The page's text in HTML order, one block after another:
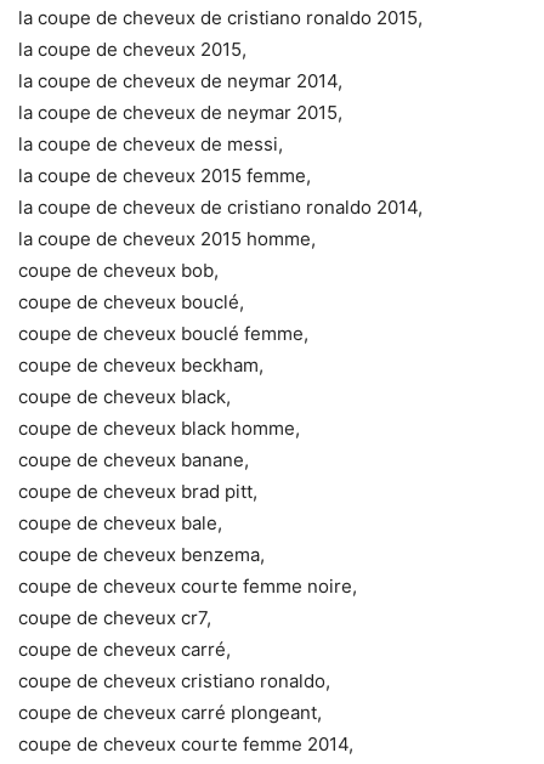
la coupe de cheveux de cristiano ronaldo 2015,
la coupe de cheveux 2015,
la coupe de cheveux de neymar 2014,
la coupe de cheveux de neymar 2015,
la coupe de cheveux de messi,
la coupe de cheveux 2015 femme,
la coupe de cheveux de cristiano ronaldo 2014,
la coupe de cheveux 2015 homme,
coupe de cheveux bob,
coupe de cheveux bouclé,
coupe de cheveux bouclé femme,
coupe de cheveux beckham,
coupe de cheveux black,
coupe de cheveux black homme,
coupe de cheveux banane,
coupe de cheveux brad pitt,
coupe de cheveux bale,
coupe de cheveux benzema,
coupe de cheveux courte femme noire,
coupe de cheveux cr7,
coupe de cheveux carré,
coupe de cheveux cristiano ronaldo,
coupe de cheveux carré plongeant,
coupe de cheveux courte femme 2014,